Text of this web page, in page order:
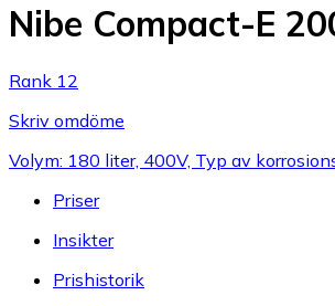
Nibe Compact-E
Rank 12
Skriv omdöme
Volym: 180 liter, 400V, Typ av
Priser
Insikter
Prishistorik